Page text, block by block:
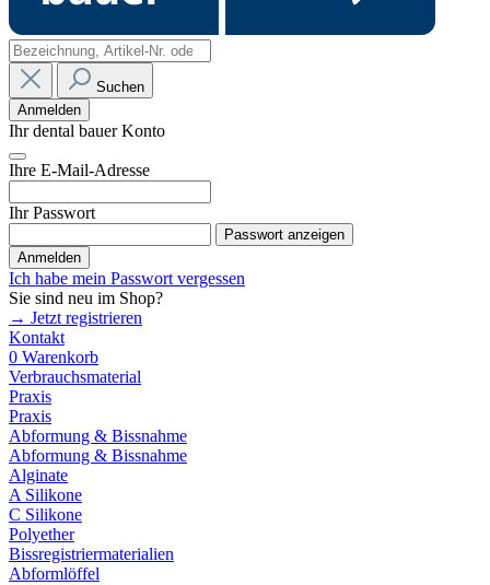
Suchen
Anmelden
Ihr dental bauer Konto
Ihre E-Mail-Adresse
Ihr Passwort
Passwort anzeigen
Anmelden
Ich habe mein Passwort vergessen
Sie sind neu im Shop?
→ Jetzt registrieren
Kontakt
0 Warenkorb
Verbrauchsmaterial
Praxis
Praxis
Abformung & Bissnahme
Abformung & Bissnahme
Alginate
A Silikone
C Silikone
Polyether
Bissregistriermaterialien
Abformlöffel